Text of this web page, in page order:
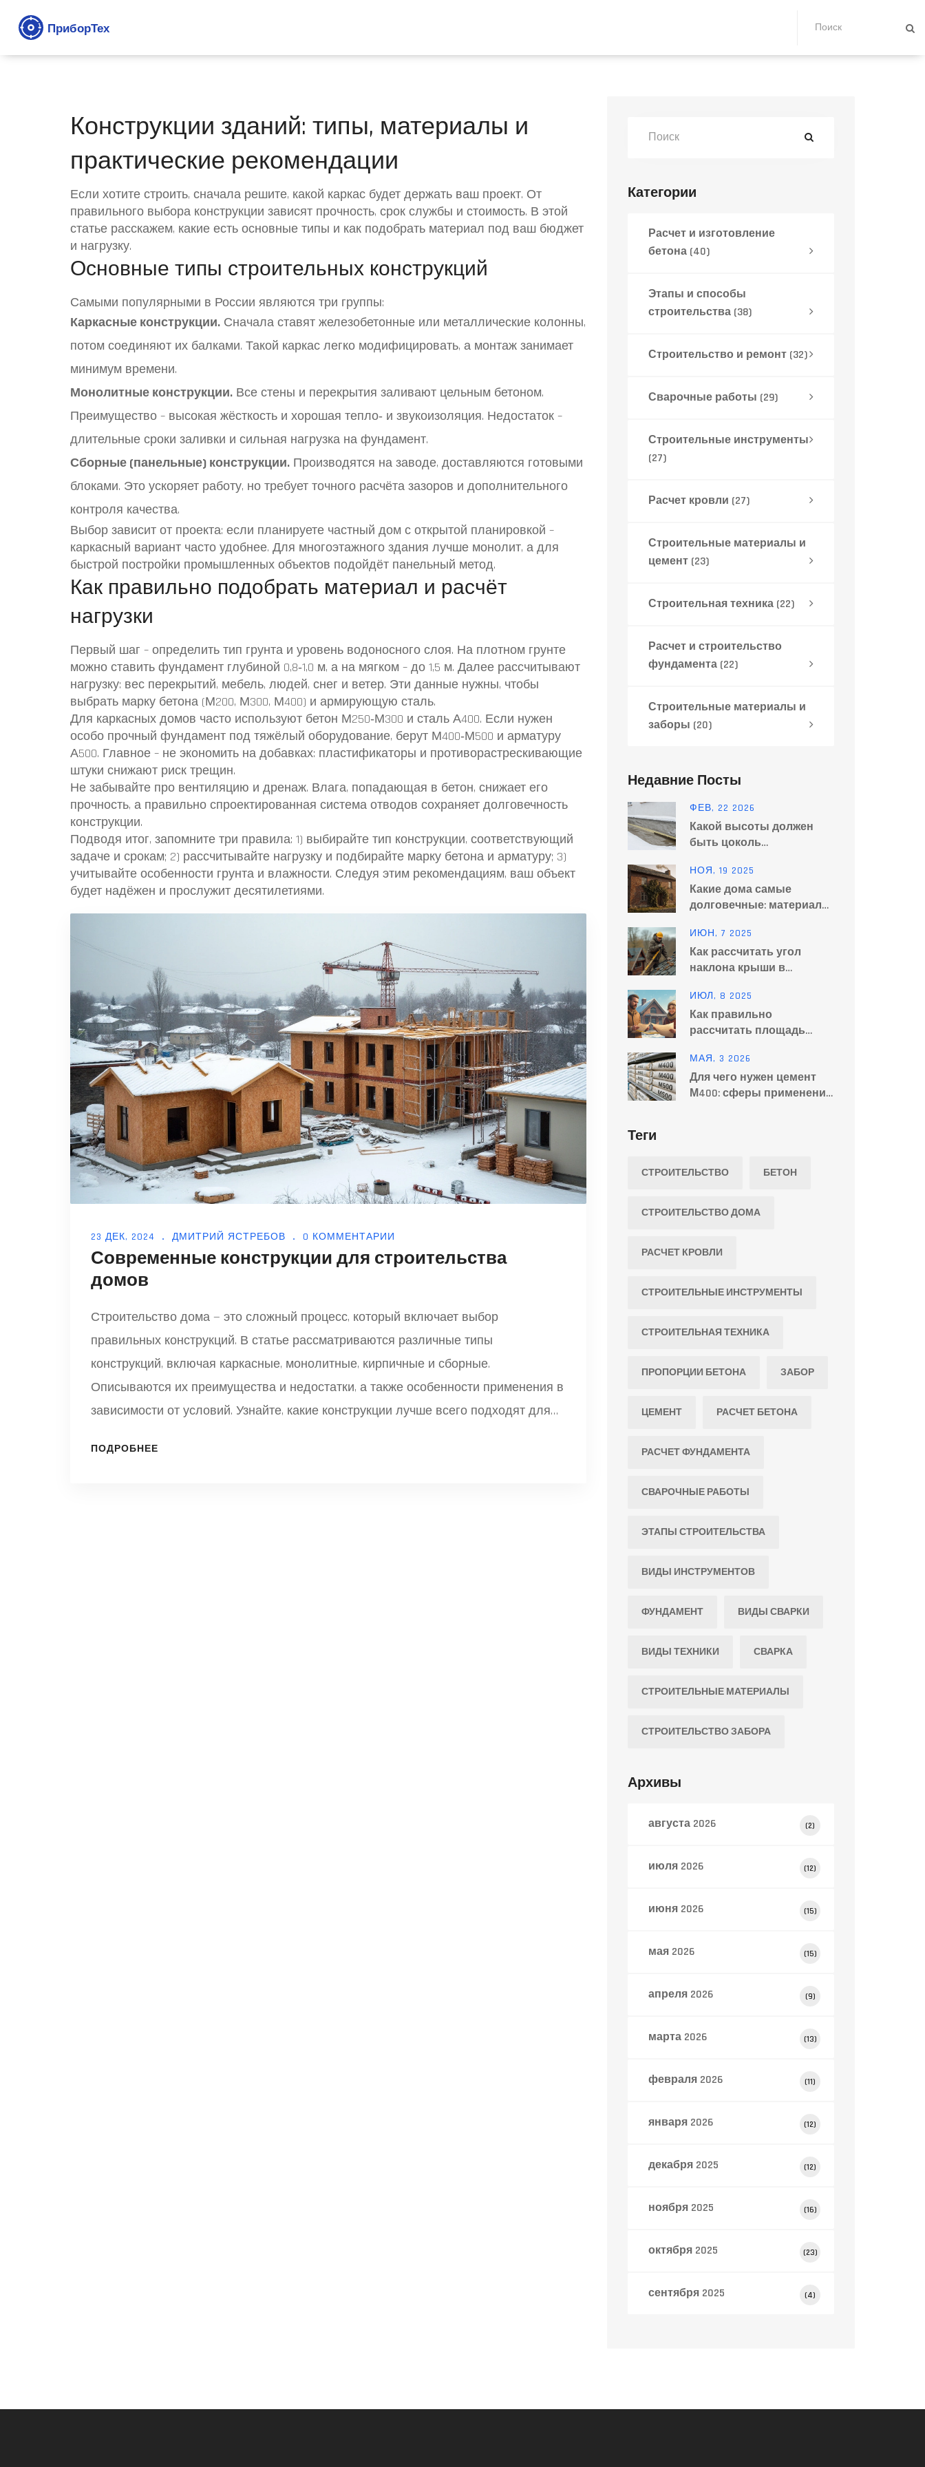
Конструкции зданий: типы, материалы и
практические рекомендации
Если хотите строить, сначала решите, какой каркас будет держать ваш проект. От
правильного выбора конструкции зависят прочность, срок службы и стоимость. В этой
статье расскажем, какие есть основные типы и как подобрать материал под ваш бюджет
и нагрузку.
Основные типы строительных конструкций
Самыми популярными в России являются три группы:
Каркасные конструкции. Сначала ставят железобетонные или металлические колонны,
потом соединяют их балками. Такой каркас легко модифицировать, а монтаж занимает
минимум времени.
Монолитные конструкции. Все стены и перекрытия заливают цельным бетоном.
Преимущество – высокая жёсткость и хорошая тепло‑ и звукоизоляция. Недостаток –
длительные сроки заливки и сильная нагрузка на фундамент.
Сборные (панельные) конструкции. Производятся на заводе, доставляются готовыми
блоками. Это ускоряет работу, но требует точного расчёта зазоров и дополнительного
контроля качества.
Выбор зависит от проекта: если планируете частный дом с открытой планировкой –
каркасный вариант часто удобнее. Для многоэтажного здания лучше монолит, а для
быстрой постройки промышленных объектов подойдёт панельный метод.
Как правильно подобрать материал и расчёт
нагрузки
Первый шаг – определить тип грунта и уровень водоносного слоя. На плотном грунте
можно ставить фундамент глубиной 0,8‑1,0 м, а на мягком – до 1,5 м. Далее рассчитывают
нагрузку: вес перекрытий, мебель, людей, снег и ветер. Эти данные нужны, чтобы
выбрать марку бетона (М200, М300, М400) и армирующую сталь.
Для каркасных домов часто используют бетон М250‑М300 и сталь А400. Если нужен
особо прочный фундамент под тяжёлый оборудование, берут М400‑М500 и арматуру
А500. Главное – не экономить на добавках: пластификаторы и противорастрескивающие
штуки снижают риск трещин.
Не забывайте про вентиляцию и дренаж. Влага, попадающая в бетон, снижает его
прочность, а правильно спроектированная система отводов сохраняет долговечность
конструкции.
Подводя итог, запомните три правила: 1) выбирайте тип конструкции, соответствующий
задаче и срокам; 2) рассчитывайте нагрузку и подбирайте марку бетона и арматуру; 3)
учитывайте особенности грунта и влажности. Следуя этим рекомендациям, ваш объект
будет надёжен и прослужит десятилетиями.
23 ДЕК, 2024 ДМИТРИЙ ЯСТРЕБОВ 0 КОММЕНТАРИИ
Современные конструкции для строительства
домов
Строительство дома — это сложный процесс, который включает выбор
правильных конструкций. В статье рассматриваются различные типы
конструкций, включая каркасные, монолитные, кирпичные и сборные.
Описываются их преимущества и недостатки, а также особенности применения в
зависимости от условий. Узнайте, какие конструкции лучше всего подходят для
ПОДРОБНЕЕ
Категории
Расчет и изготовление
бетона (40)
Этапы и способы
строительства (38)
Строительство и ремонт (32)
Сварочные работы (29)
Строительные инструменты
(27)
Расчет кровли (27)
Строительные материалы и
цемент (23)
Строительная техника (22)
Расчет и строительство
фундамента (22)
Строительные материалы и
заборы (20)
Недавние Посты
ФЕВ, 22 2026
Какой высоты должен
быть цоколь
нормы, расчет и
практические советы
НОЯ, 19 2025
Какие дома самые
долговечные: материалы,
сроки службы
ИЮН, 7 2025
Как рассчитать угол
наклона крыши в
для любого дома
ИЮЛ, 8 2025
Как правильно
рассчитать площадь
инструкция и советы
профессионалов
МАЯ, 3 2026
Для чего нужен цемент
М400: сферы применения,
Теги
СТРОИТЕЛЬСТВО БЕТОН
СТРОИТЕЛЬСТВО ДОМА
РАСЧЕТ КРОВЛИ
СТРОИТЕЛЬНЫЕ ИНСТРУМЕНТЫ
СТРОИТЕЛЬНАЯ ТЕХНИКА
ПРОПОРЦИИ БЕТОНА ЗАБОР
ЦЕМЕНТ РАСЧЕТ БЕТОНА
РАСЧЕТ ФУНДАМЕНТА
СВАРОЧНЫЕ РАБОТЫ
ЭТАПЫ СТРОИТЕЛЬСТВА
ВИДЫ ИНСТРУМЕНТОВ
ФУНДАМЕНТ ВИДЫ СВАРКИ
ВИДЫ ТЕХНИКИ СВАРКА
СТРОИТЕЛЬНЫЕ МАТЕРИАЛЫ
СТРОИТЕЛЬСТВО ЗАБОРА
Архивы
августа 2026 (2)
июля 2026 (12)
июня 2026 (15)
мая 2026 (15)
апреля 2026 (9)
марта 2026 (13)
февраля 2026 (11)
января 2026 (12)
декабря 2025 (12)
ноября 2025 (16)
октября 2025 (23)
сентября 2025 (4)